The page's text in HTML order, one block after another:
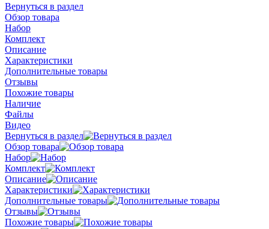
Вернуться в раздел
Обзор товара
Набор
Комплект
Описание
Характеристики
Дополнительные товары
Отзывы
Похожие товары
Наличие
Файлы
Видео
Вернуться в раздел
Обзор товара
Набор
Комплект
Описание
Характеристики
Дополнительные товары
Отзывы
Похожие товары